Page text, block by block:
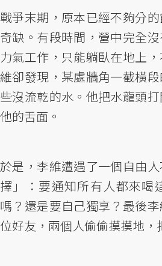
戰爭末期，原本已經不夠分
奇缺。有段時間，營中完全
力氣工作，只能躺臥在地上
維卻發現，某處牆角一截橫
些沒流乾的水。他把水龍頭
他的舌面。
於是，李維遭遇了一個自由
擇」：要通知所有人都來喝
嗎？還是要自己獨享？最後
位好友，兩個人偷偷摸摸地，